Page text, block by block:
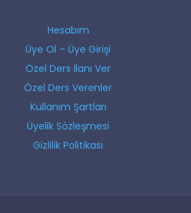
Hesabım
Üye Ol – Üye Girişi
Özel Ders İlanı Ver
Özel Ders Verenler
Kullanım Şartları
Üyelik Sözleşmesi
Gizlilik Politikası